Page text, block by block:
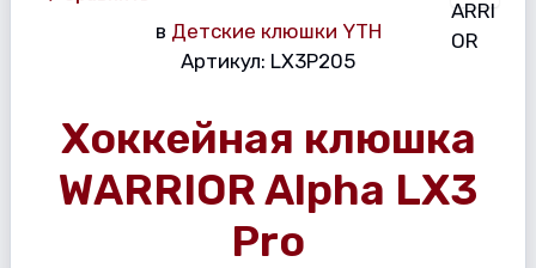
в Детские клюшки YTH
Артикул: LX3P205
Хоккейная клюшка
WARRIOR Alpha LX3
Pro